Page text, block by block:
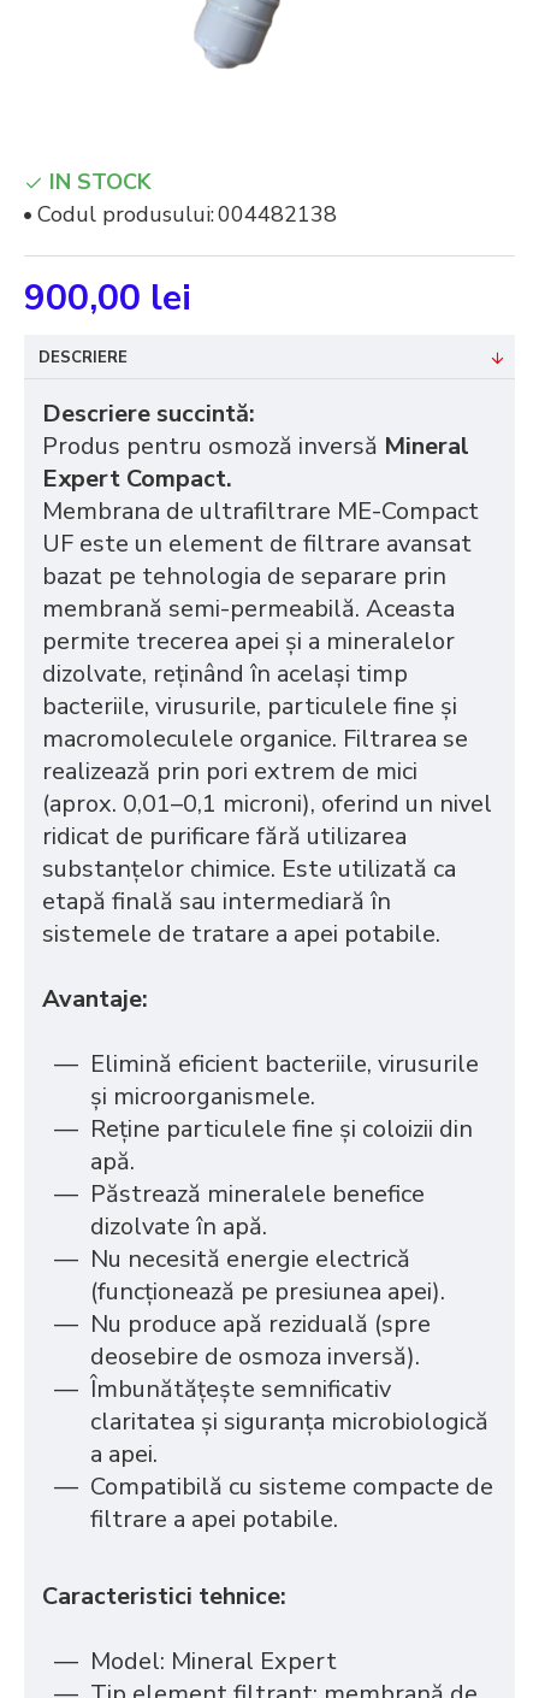
900,00 lei
IN STOCK
Codul produsului:004482138
DESCRIERE
Descriere succintă:
Produs pentru osmoză inversă Mineral
Expert Compact.
Membrana de ultrafiltrare ME-Compact
UF este un element de filtrare avansat
bazat pe tehnologia de separare prin
membrană semi-permeabilă. Aceasta
permite trecerea apei și a mineralelor
dizolvate, reținând în același timp
bacteriile, virusurile, particulele fine și
macromoleculele organice. Filtrarea se
realizează prin pori extrem de mici
(aprox. 0,01–0,1 microni), oferind un nivel
ridicat de purificare fără utilizarea
substanțelor chimice. Este utilizată ca
etapă finală sau intermediară în
sistemele de tratare a apei potabile.
Avantaje:
Elimină eficient bacteriile, virusurile
și microorganismele.
Reține particulele fine și coloizii din
apă.
Păstrează mineralele benefice
dizolvate în apă.
Nu necesită energie electrică
(funcționează pe presiunea apei).
Nu produce apă reziduală (spre
deosebire de osmoza inversă).
Îmbunătățește semnificativ
claritatea și siguranța microbiologică
a apei.
Compatibilă cu sisteme compacte de
filtrare a apei potabile.
Caracteristici tehnice:
Model: Mineral Expert